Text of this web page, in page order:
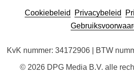
Cookiebeleid Privacybeleid
KvK nummer: 34172906 | BTW
© 2026 DPG Media B.V. alle